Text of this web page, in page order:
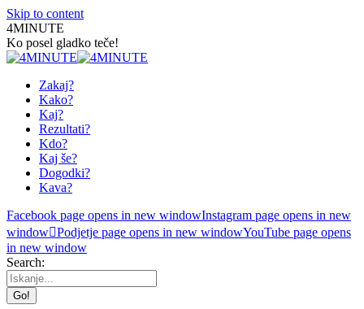
Skip to content
4MINUTE
Ko posel gladko teče!
Zakaj?
Kako?
Kaj?
Rezultati?
Kdo?
Kaj še?
Dogodki?
Kava?
Facebook page opens in new windowInstagram page opens in new
window Podjetje page opens in new windowYouTube page opens
in new window
Search: